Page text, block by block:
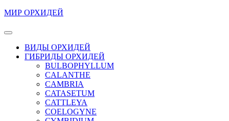
Перейти
содержимому
содержимому
МИР ОРХИДЕЙ
Кнопка
ОткрытьВИДЫ ОРХИДЕЙ
ГИБРИДЫ ОРХИДЕЙ
BULBOPHYLLUM
CALANTHE
CAMBRIA
CATASETUM
CATTLEYA
COELOGYNE